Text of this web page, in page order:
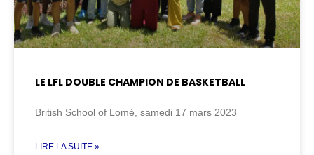
LE LFL DOUBLE CHAMPION DE BASKETBALL
British School of Lomé, samedi 17 mars 2023
LIRE LA SUITE »